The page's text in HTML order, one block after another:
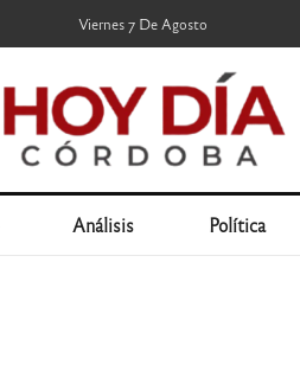
Viernes 7 De Agosto
Análisis Política